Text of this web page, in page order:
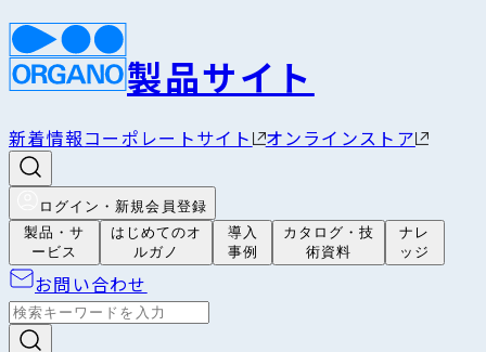
製品サイト
新着情報コーポレートサイト オンラインストア
ログイン・新規会員登録
製品・サ
ービス
はじめてのオ
ルガノ
導入
事例
カタログ・技
術資料
ナレ
ッジ
お問い合わせ